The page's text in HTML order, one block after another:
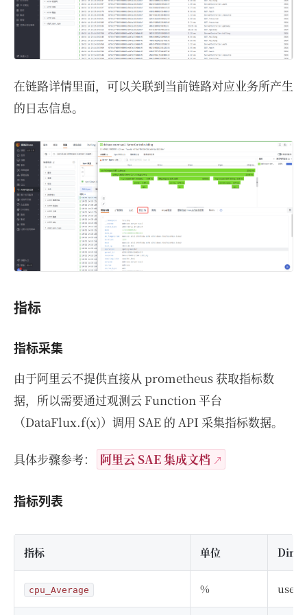
在链路详情里面，可以关联到当前链路对应业务所产生
的日志信息。
指标
指标采集
由于阿里云不提供直接从 prometheus 获取指标数
据，所以需要通过观测云 Function 平台
（DataFlux.f(x)）调用 SAE 的 API 采集指标数据。
具体步骤参考： 阿里云 SAE 集成文档
指标列表
指标 单位
cpu_Average %